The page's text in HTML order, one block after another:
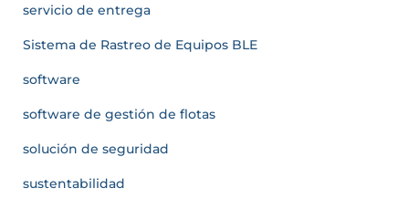
servicio de entrega
Sistema de Rastreo de Equipos BLE
software
software de gestión de flotas
solución de seguridad
sustentabilidad